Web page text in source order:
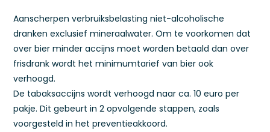
Aanscherpen verbruiksbelasting niet-alcoholische
dranken exclusief mineraalwater. Om te voorkomen dat
over bier minder accijns moet worden betaald dan over
frisdrank wordt het minimumtarief van bier ook
verhoogd.
De tabaksaccijns wordt verhoogd naar ca. 10 euro per
pakje. Dit gebeurt in 2 opvolgende stappen, zoals
voorgesteld in het preventieakkoord.